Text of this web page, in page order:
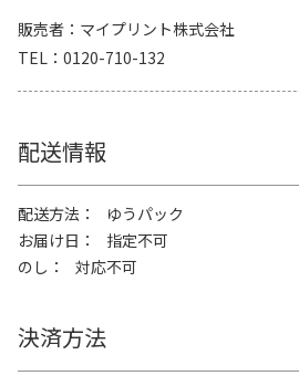
販売者
マイプリント株式会社
TEL
0120-710-132
配送情報
配送方法
ゆうパック
お届け日
指定不可
のし
対応不可
決済方法